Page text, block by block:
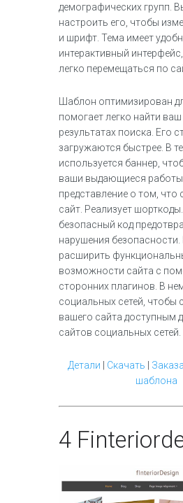
демографических групп.
настроить его, чтобы
и шрифт. Тема имеет
интерактивный
легко перемещаться по
Шаблон оптимизирован
помогает легко найти ваш
результатах поиска. Его
загружаются быстрее. В
используется баннер,
ваши выдающиеся работы
представление о том, что
сайт. Реализует
безопасный код
нарушения
расширить
возможности сайта с
сторонних плагинов. В
социальных сетей, чтобы
вашего сайта доступным
сайтов социальных сетей.
Детали | Скачать |
шаблона
4